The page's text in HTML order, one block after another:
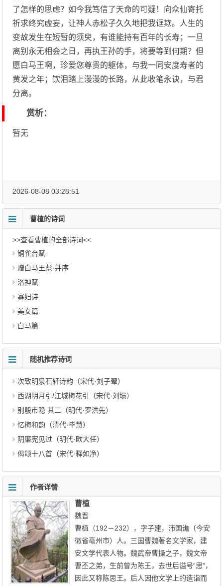
了怎样的思虑？如今我笃信了天命的可疑！向众仙寄托
祈求终究虚妄，让神人赤松子久久地把我诓欺。人生的
变故发生在短暂的须臾，有谁能持有百年的长寿；一旦
离别永无相会之日，再执王孙的手，将要等到何期？但
愿白马王啊，珍爱您尊贵的躯体，与我一同安度寿者的
黄发之年；饮泪踏上漫漫的长路，从此收笔永诀，与君
分离。
赏析：
暂无
2026-08-08 03:28:51
曹植的诗词
>>查看曹植的全部诗词<<
铜雀台赋
赠白马王彪·并序
洛神赋
寡妇诗
美女篇
白马篇
随机推荐诗词
次致明泉石轩诗韵（宋代·刘子翚）
西湖明月引/江城梅花引（宋代·刘埙）
别殷市隐 其二（明代·罗洪先）
忆梅和韵（清代·毕慧）
阴廉宪见过（明代·欧大任）
偈颂十八首（宋代·释如净）
作者详情
曹植
魏晋
曹植（192－232），字子建，沛国谯（今安
徽省亳州市）人。三国曹魏著名文学家，建
安文学代表人物。魏武帝曹操之子，魏文帝
曹丕之弟，生前曾为陈王，去世后谥号“思”，
因此又称陈思王。后人因他文学上的造诣而